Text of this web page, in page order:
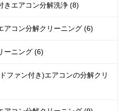
きエアコン分解洗浄 (8)
アコン分解クリーニング (6)
ーニング (6)
ファン付き)エアコンの分解クリ